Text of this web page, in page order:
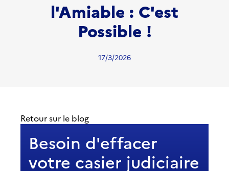
l'Amiable : C'est
Possible !
17/3/2026
Retour sur le blog
Besoin d'effacer
votre casier judiciaire